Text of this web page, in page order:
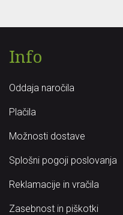
Info
Oddaja naročila
Plačila
Možnosti dostave
Splošni pogoji poslovanja
Reklamacije in vračila
Zasebnost in piškotki